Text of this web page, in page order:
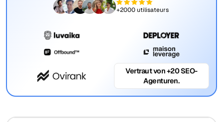
+2000 utilisateurs
Vertraut von +20 SEO-
Agenturen.